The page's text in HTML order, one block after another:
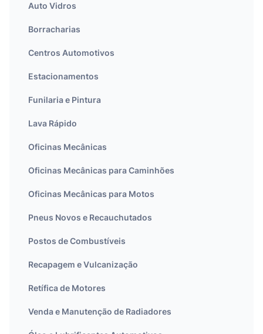
Auto Vidros
Borracharias
Centros Automotivos
Estacionamentos
Funilaria e Pintura
Lava Rápido
Oficinas Mecânicas
Oficinas Mecânicas para Caminhões
Oficinas Mecânicas para Motos
Pneus Novos e Recauchutados
Postos de Combustíveis
Recapagem e Vulcanização
Retífica de Motores
Venda e Manutenção de Radiadores